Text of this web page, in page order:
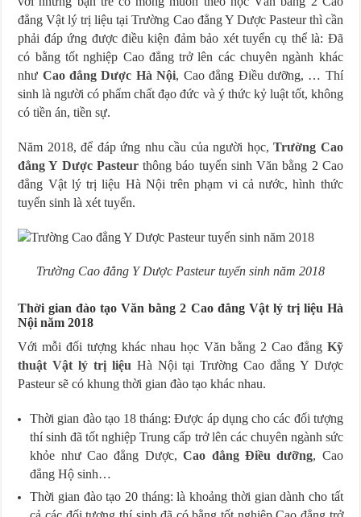
đẳng Vật lý trị liệu tại Trường Cao đẳng Y Dược Pasteur thì cần
phải đáp ứng được điều kiện đảm bảo xét tuyển cụ thể là: Đã
có bằng tốt nghiệp Cao đẳng trở lên các chuyên ngành khác
như Cao đẳng Dược Hà Nội, Cao đẳng Điều dưỡng, … Thí
sinh là người có phẩm chất đạo đức và ý thức kỷ luật tốt, không
có tiền án, tiền sự.
Năm 2018, để đáp ứng nhu cầu của người học,Trường Cao
đẳng Y Dược Pasteurthông báo tuyển sinh Văn bằng 2 Cao
đẳng Vật lý trị liệu Hà Nội trên phạm vi cả nước, hình thức
tuyển sinh là xét tuyển.
Trường Cao đẳng Y Dược Pasteur tuyển sinh năm 2018
Thời gian đào tạo Văn bằng 2 Cao đẳng Vật lý trị liệu Hà
Nội năm 2018
Với mỗi đối tượng khác nhau học Văn bằng 2 Cao đẳng Kỹ
thuật Vật lý trị liệu Hà Nội tại Trường Cao đẳng Y Dược
Pasteur sẽ có khung thời gian đào tạo khác nhau.
Thời gian đào tạo 18 tháng: Được áp dụng cho các đối tượng
thí sinh đã tốt nghiệp Trung cấp trở lên các chuyên ngành sức
khỏe như Cao đẳng Dược,Cao đẳng Điều dưỡng, Cao
đẳng Hộ sinh…
Thời gian đào tạo 20 tháng: là khoảng thời gian dành cho tất